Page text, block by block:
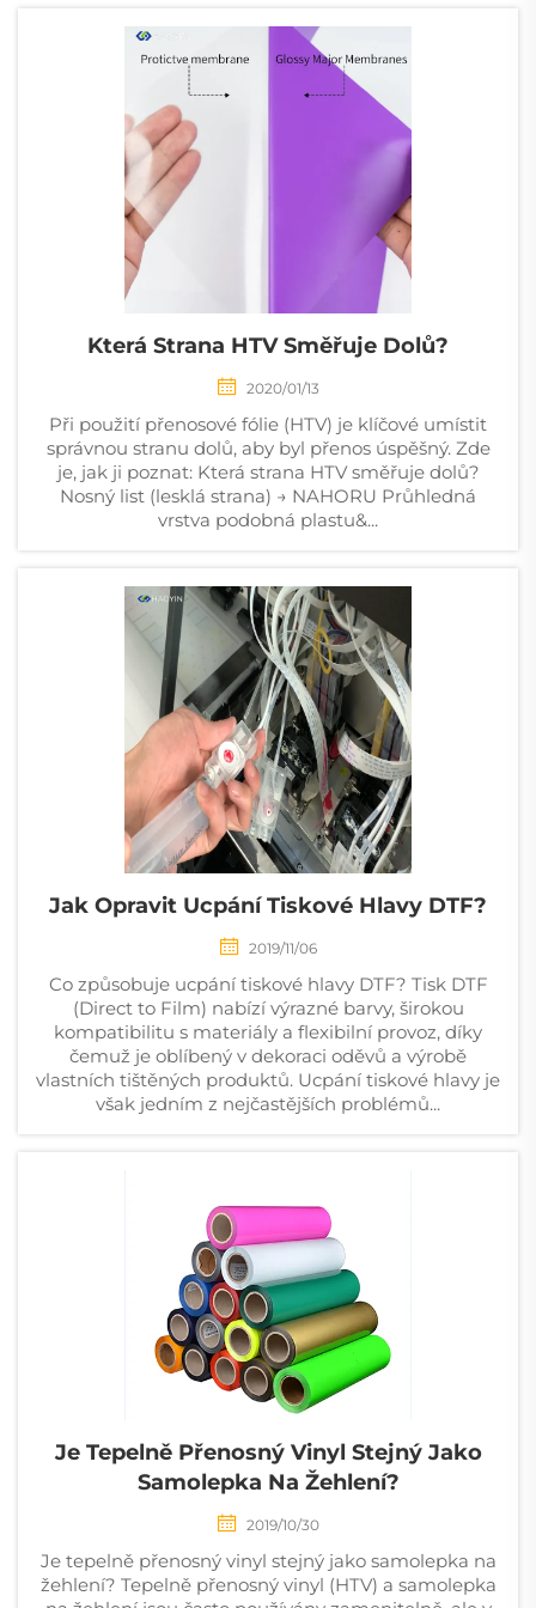
Která Strana HTV Směřuje Dolů?
2020/01/13
Při použití přenosové fólie (HTV) je klíčové umístit
správnou stranu dolů, aby byl přenos úspěšný. Zde
je, jak ji poznat: Která strana HTV směřuje dolů?
Nosný list (lesklá strana) → NAHORU Průhledná
vrstva podobná plastu&...
Jak Opravit Ucpání Tiskové Hlavy DTF?
2019/11/06
Co způsobuje ucpání tiskové hlavy DTF? Tisk DTF
(Direct to Film) nabízí výrazné barvy, širokou
kompatibilitu s materiály a flexibilní provoz, díky
čemuž je oblíbený v dekoraci oděvů a výrobě
vlastních tištěných produktů. Ucpání tiskové hlavy je
však jedním z nejčastějších problémů...
Je Tepelně Přenosný Vinyl Stejný Jako
Samolepka Na Žehlení?
2019/10/30
Je tepelně přenosný vinyl stejný jako samolepka na
žehlení? Tepelně přenosný vinyl (HTV) a samolepka